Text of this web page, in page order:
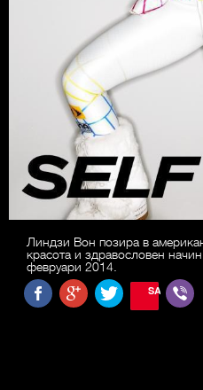
Линдзи Вон позира в
красота и здравословен
февруари 2014.
SAVE